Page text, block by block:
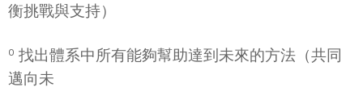
衡挑戰與支持）
º 找出體系中所有能夠幫助達到未來的方法（共同
邁向未